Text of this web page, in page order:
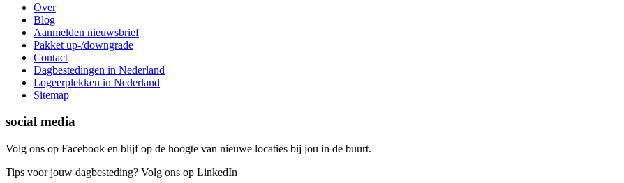
Over
Blog
Aanmelden nieuwsbrief
Pakket up-/downgrade
Contact
Dagbestedingen in Nederland
Logeerplekken in Nederland
Sitemap
social media
Volg ons op Facebook en blijf op de hoogte van nieuwe locaties bij jou in de buurt.
Tips voor jouw dagbesteding? Volg ons op LinkedIn